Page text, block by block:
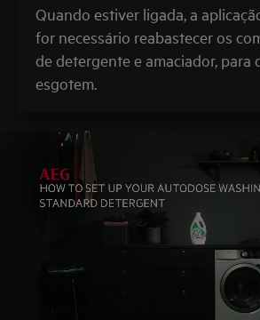
Quando estiver ligada, a
for necessário reabastecer os
de detergente e amaciador, para
esgotem.